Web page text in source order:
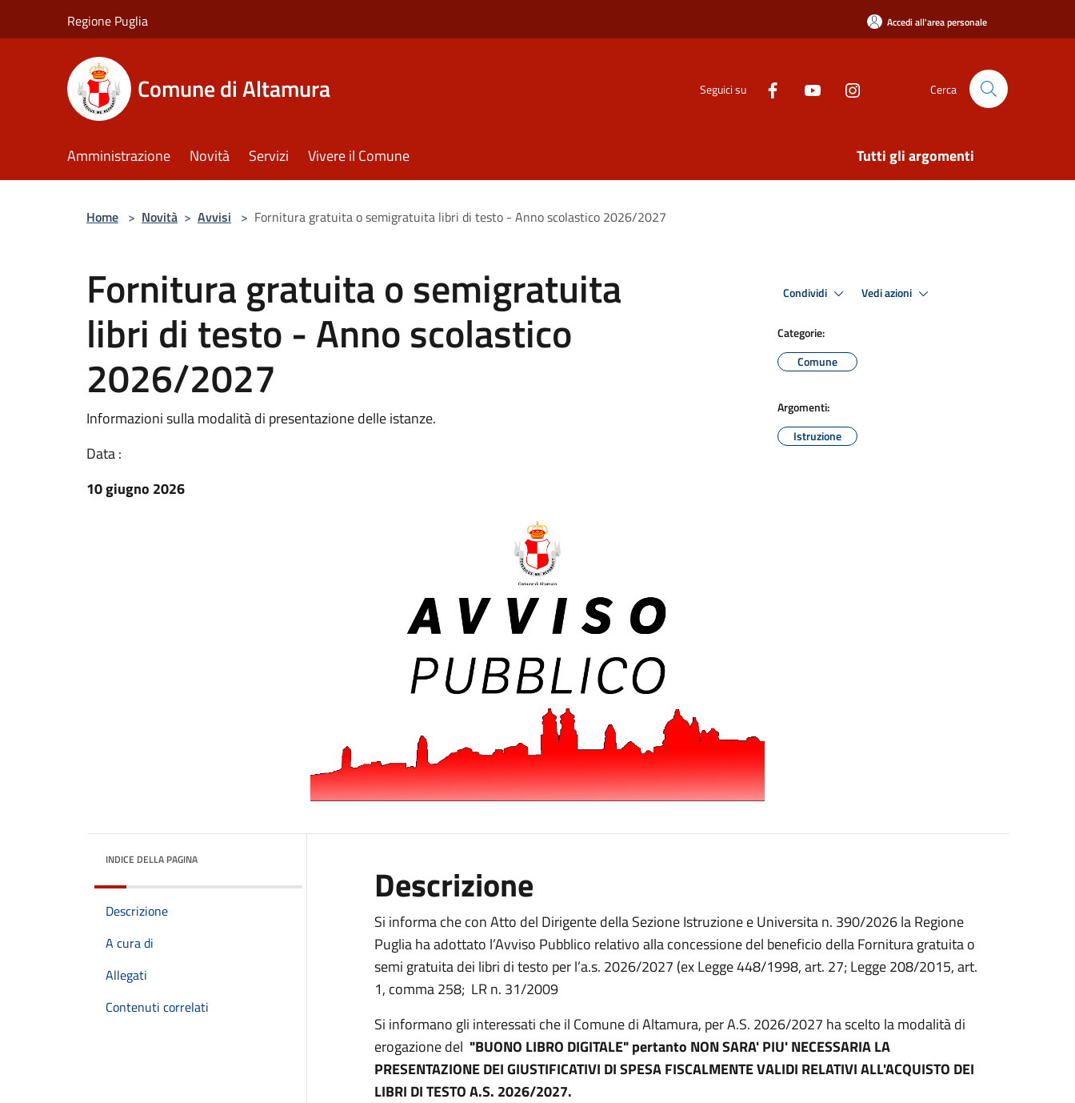
Regione Puglia Accedi all'area personale
Comune di Altamura Seguici su Cerca
Amministrazione Novità Servizi Vivere il Comune Tutti gli argomenti
Home > Novità > Avvisi > Fornitura gratuita o semigratuita libri di testo - Anno scolastico 2026/2027
Fornitura gratuita o semigratuita
libri di testo - Anno scolastico
2026/2027
Informazioni sulla modalità di presentazione delle istanze.
Data :
10 giugno 2026
Condividi Vedi azioni
Categorie:
Comune
Argomenti:
Istruzione
INDICE DELLA PAGINA
Descrizione
A cura di
Allegati
Contenuti correlati
Descrizione
Si informa che con Atto del Dirigente della Sezione Istruzione e Universita n. 390/2026 la Regione
Puglia ha adottato l’Avviso Pubblico relativo alla concessione del beneficio della Fornitura gratuita o
semi gratuita dei libri di testo per l’a.s. 2026/2027 (ex Legge 448/1998, art. 27; Legge 208/2015, art.
1, comma 258; LR n. 31/2009
Si informano gli interessati che il Comune di Altamura, per A.S. 2026/2027 ha scelto la modalità di
erogazione del "BUONO LIBRO DIGITALE" pertanto NON SARA' PIU' NECESSARIA LA
PRESENTAZIONE DEI GIUSTIFICATIVI DI SPESA FISCALMENTE VALIDI RELATIVI ALL'ACQUISTO DEI
LIBRI DI TESTO A.S. 2026/2027.